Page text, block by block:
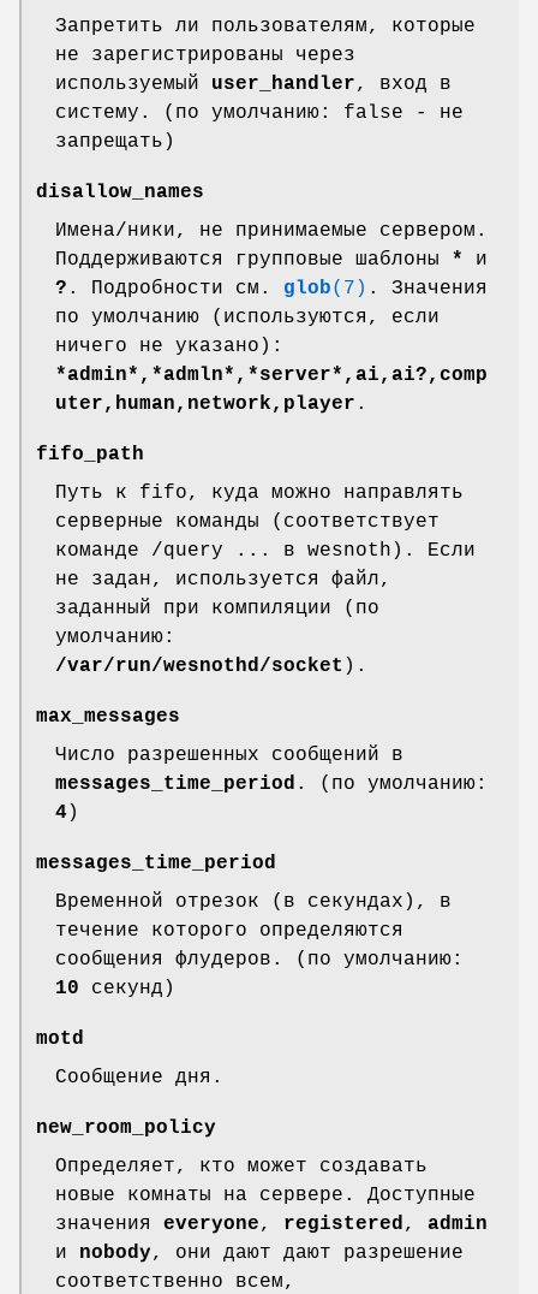
Запретить ли пользователям, которые
не зарегистрированы через
используемый user_handler, вход в
систему. (по умолчанию: false - не
запрещать)
disallow_names
Имена/ники, не принимаемые сервером.
Поддерживаются групповые шаблоны *
и
? . Подробности см. glob(7) . Значения
по умолчанию (используются, если
ничего не указано):
*admin*,*admln*,*server*,ai,ai?,comp
uter,human,network,player .
fifo_path
Путь к fifo, куда можно направлять
серверные команды (соответствует
команде /query ... в wesnoth). Если
не задан, используется файл,
заданный при компиляции (по
умолчанию:
/var/run/wesnothd/socket ).
max_messages
Число разрешенных сообщений в
messages_time_period . (по умолчанию:
4)
messages_time_period
Временной отрезок (в секундах), в
течение которого определяются
сообщения флудеров. (по умолчанию:
10 секунд)
motd
Сообщение дня.
new_room_policy
Определяет, кто может создавать
новые комнаты на сервере. Доступные
значения everyone, registered , admin
и nobody, они дают дают разрешение
соответственно всем,